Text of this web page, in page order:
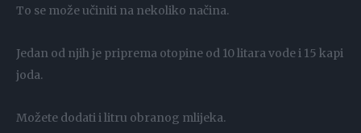
To se može učiniti na nekoliko načina.
Jedan od njih je priprema otopine od 10 litara vode i 15 kapi
joda.
Možete dodati i litru obranog mlijeka.